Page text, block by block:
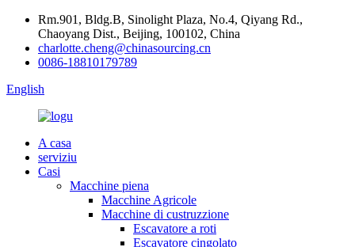
Rm.901, Bldg.B, Sinolight Plaza, No.4, Qiyang Rd.,
Chaoyang Dist., Beijing, 100102, China
charlotte.cheng@chinasourcing.cn
0086-18810179789
English
A casa
serviziu
Casi
Macchine piena
Macchine Agricole
Macchine di custruzzione
Escavatore a roti
Escavatore cingolato